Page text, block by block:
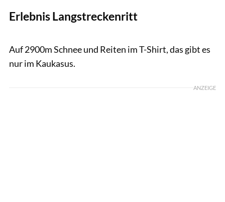
Erlebnis Langstreckenritt
Auf 2900m Schnee und Reiten im T-Shirt, das gibt es
nur im Kaukasus.
ANZEIGE